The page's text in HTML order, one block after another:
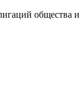
общества